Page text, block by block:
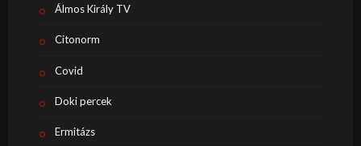
Álmos Király TV
Citonorm
Covid
Doki percek
Ermitázs